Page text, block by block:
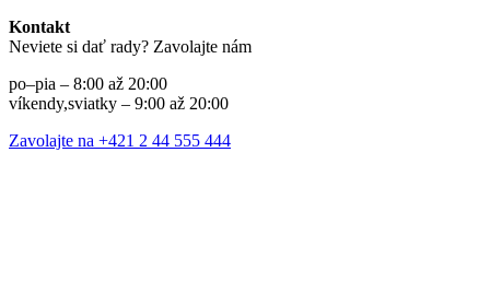
Kontakt
Neviete si dať rady? Zavolajte nám
po–pia – 8:00 až 20:00
víkendy,sviatky – 9:00 až 20:00
Zavolajte na +421 2 44 555 444